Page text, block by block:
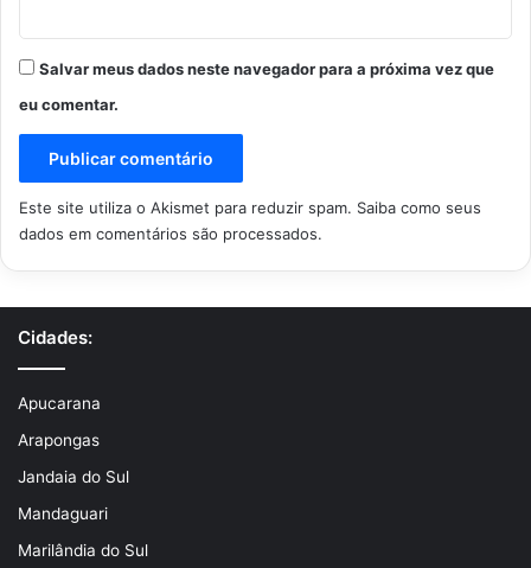
Salvar meus dados neste navegador para a próxima vez que
eu comentar.
Este site utiliza o Akismet para reduzir spam. Saiba como seus
dados em comentários são processados.
Cidades:
Apucarana
Arapongas
Jandaia do Sul
Mandaguari
Marilândia do Sul